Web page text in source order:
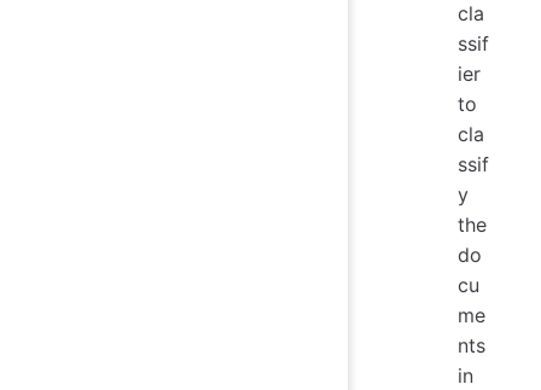
cla
ssif
ier
to
cla
ssif
y
the
do
cu
me
nts
in